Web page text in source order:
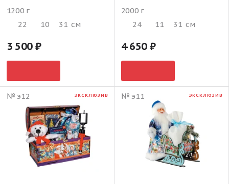
1200 г
22
10 31 см
3 500
2000 г
24
11 31 см
4 650
№ э12 ЭКСКЛЮЗИВ № э11 ЭКСКЛЮЗИВ